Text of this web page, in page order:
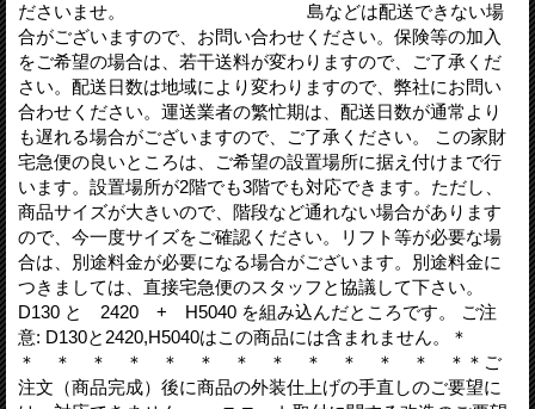
ださいませ。 島などは配送できない場
合がございますので、お問い合わせください。保険等の加入
をご希望の場合は、若干送料が変わりますので、ご了承くだ
さい。配送日数は地域により変わりますので、弊社にお問い
合わせください。運送業者の繁忙期は、配送日数が通常より
も遅れる場合がございますので、ご了承ください。 この家財
宅急便の良いところは、ご希望の設置場所に据え付けまで行
います。設置場所が2階でも3階でも対応できます。ただし、
商品サイズが大きいので、階段など通れない場合があります
ので、今一度サイズをご確認ください。リフト等が必要な場
合は、別途料金が必要になる場合がございます。別途料金に
つきましては、直接宅急便のスタッフと協議して下さい。
D130 と 2420 + H5040 を組み込んだところです。 ご注
意: D130と2420,H5040はこの商品には含まれません。＊
＊ ＊ ＊ ＊ ＊ ＊ ＊ ＊ ＊ ＊ ＊ ＊ ＊＊ご
注文（商品完成）後に商品の外装仕上げの手直しのご要望に